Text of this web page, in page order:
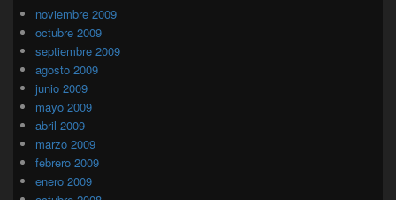
noviembre 2009
octubre 2009
septiembre 2009
agosto 2009
junio 2009
mayo 2009
abril 2009
marzo 2009
febrero 2009
enero 2009